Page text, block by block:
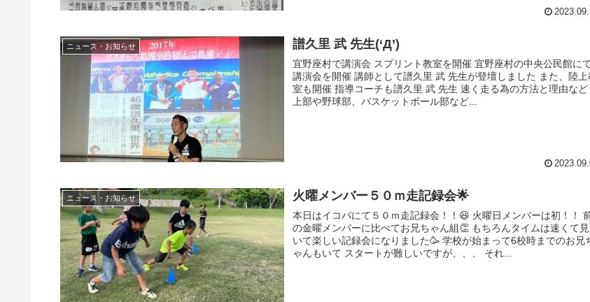
ニュース・お知らせ 譜久里 武 先生(‘Д’)
宜野座村で講演会 スプリント教室を開催 宜野座村の中央公民館に
講演会を開催 講師として譜久里 武 先生が登壇しました また、陸上
室も開催 指導コーチも譜久里 武 先生 速く走る為の方法と理由など
上部や野球部、バスケットボール部など...
ニュース・お知らせ 火曜メンバー５０ｍ走記録会🌟
本日はイコパにて５０ｍ走記録会！！😆 火曜日メンバーは初！！
の金曜メンバーに比べてお兄ちゃん組👏 もちろんタイムは速くて
いて楽しい記録会になりました🥳 学校が始まって6校時までのお兄
ゃんもいて スタートが難しいですが、、、 それ...